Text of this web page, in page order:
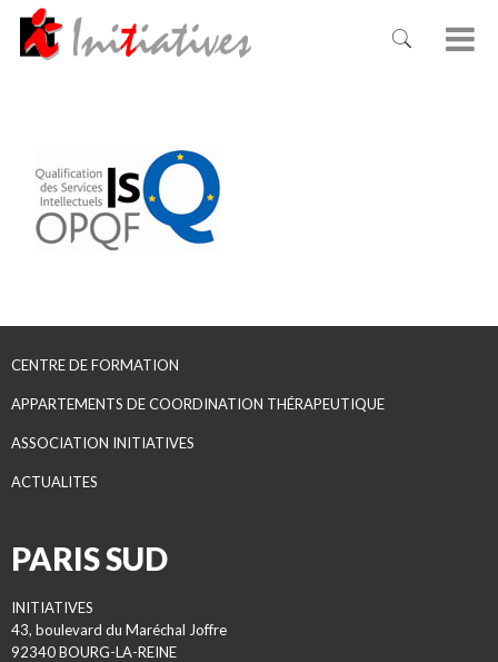
CENTRE DE FORMATION
APPARTEMENTS DE COORDINATION THÉRAPEUTIQUE
ASSOCIATION INITIATIVES
ACTUALITES
PARIS SUD
INITIATIVES
43, boulevard du Maréchal Joffre
92340 BOURG-LA-REINE